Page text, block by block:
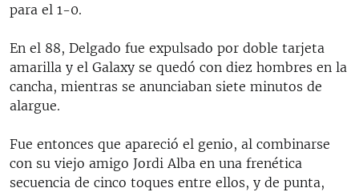
para el 1-0.
En el 88, Delgado fue expulsado por doble tarjeta
amarilla y el Galaxy se quedó con diez hombres en la
cancha, mientras se anunciaban siete minutos de
alargue.
Fue entonces que apareció el genio, al combinarse
con su viejo amigo Jordi Alba en una frenética
secuencia de cinco toques entre ellos, y de punta,